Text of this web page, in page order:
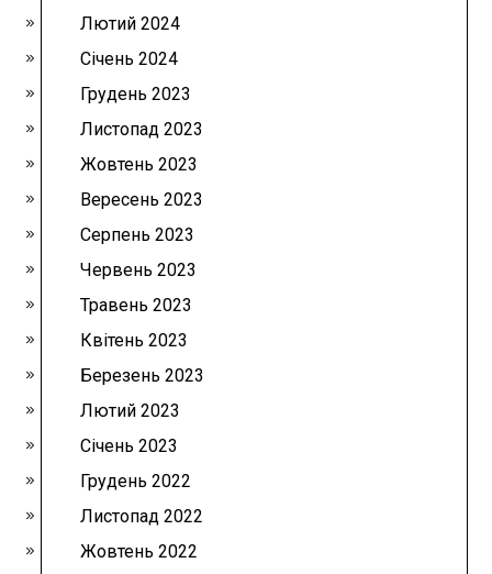
Лютий 2024
Січень 2024
Грудень 2023
Листопад 2023
Жовтень 2023
Вересень 2023
Серпень 2023
Червень 2023
Травень 2023
Квітень 2023
Березень 2023
Лютий 2023
Січень 2023
Грудень 2022
Листопад 2022
Жовтень 2022